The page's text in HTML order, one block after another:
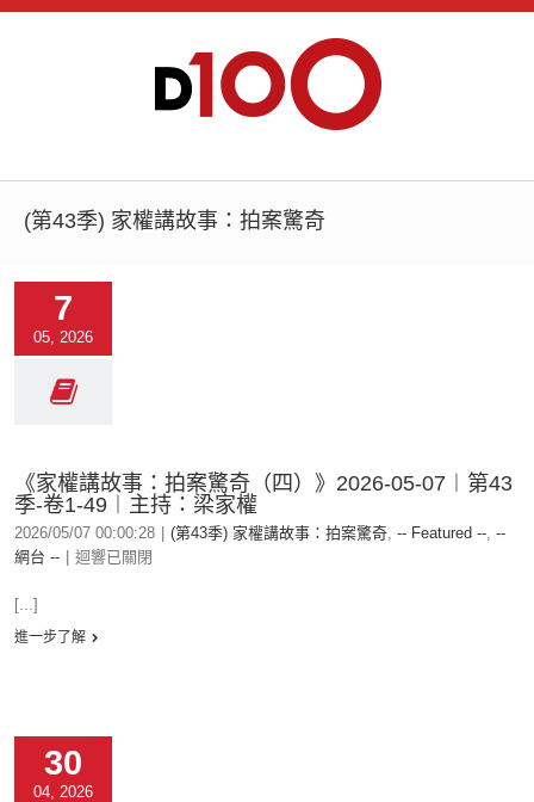
(第43季) 家權講故事：拍案驚奇
7
05, 2026
《家權講故事：拍案驚奇（四）》2026-05-07︱第43
季-卷1-49︱主持：梁家權
2026/05/07 00:00:28 (第43季) 家權講故事：拍案驚奇, -- Featured --, --
網台 --
迴響已關閉
[...]
進一步了解
30
04, 2026